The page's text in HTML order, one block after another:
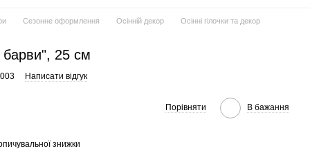
Сезонне оформлення Осінній декор
Осінні гілочки та декор
барви", 25 см
Написати відгук
Порівняти В бажання
знижки